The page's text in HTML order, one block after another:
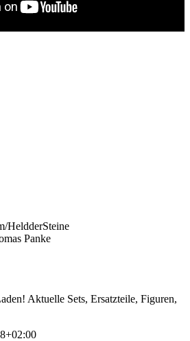
HeldderSteine
Panke
Aktuelle Sets, Ersatzteile, Figuren,